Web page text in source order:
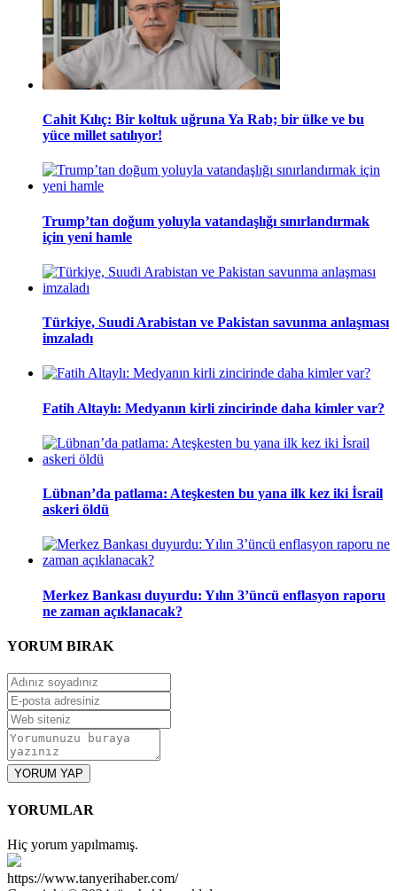
Cahit Kılıç: Bir koltuk uğruna Ya Rab; bir ülke ve bu
yüce millet satılıyor!
Trump’tan doğum yoluyla vatandaşlığı sınırlandırmak
için yeni hamle
Türkiye, Suudi Arabistan ve Pakistan savunma anlaşması
imzaladı
Fatih Altaylı: Medyanın kirli zincirinde daha kimler var?
Lübnan’da patlama: Ateşkesten bu yana ilk kez iki İsrail
askeri öldü
Merkez Bankası duyurdu: Yılın 3’üncü enflasyon raporu
ne zaman açıklanacak?
YORUM BIRAK
YORUM YAP
YORUMLAR
Hiç yorum yapılmamış.
https://www.tanyerihaber.com/